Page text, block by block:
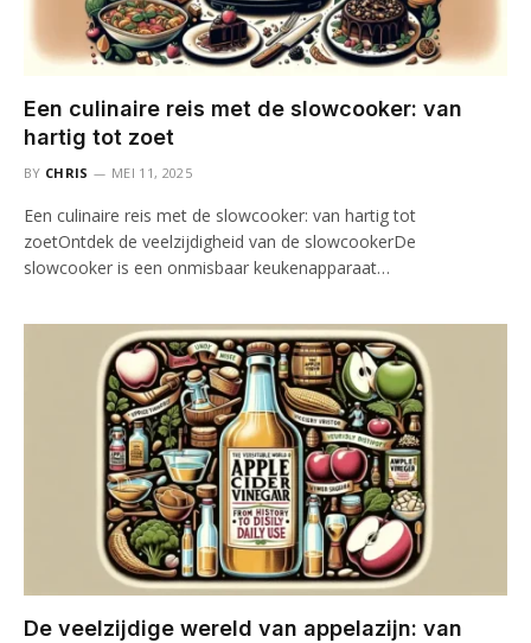
Een culinaire reis met de slowcooker: van
hartig tot zoet
BY CHRIS MEI 11, 2025
Een culinaire reis met de slowcooker: van hartig tot
zoetOntdek de veelzijdigheid van de slowcookerDe
slowcooker is een onmisbaar keukenapparaat…
De veelzijdige wereld van appelazijn: van